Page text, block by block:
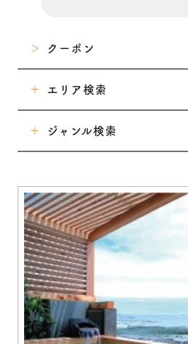
クーポン
エリア検索
東海市
大府市
東浦町
阿久比町
常滑市
半田市
武豊町
美浜町
ジャンル検索
美容・健康
ショップ
住まい・暮らし
習い事・趣味